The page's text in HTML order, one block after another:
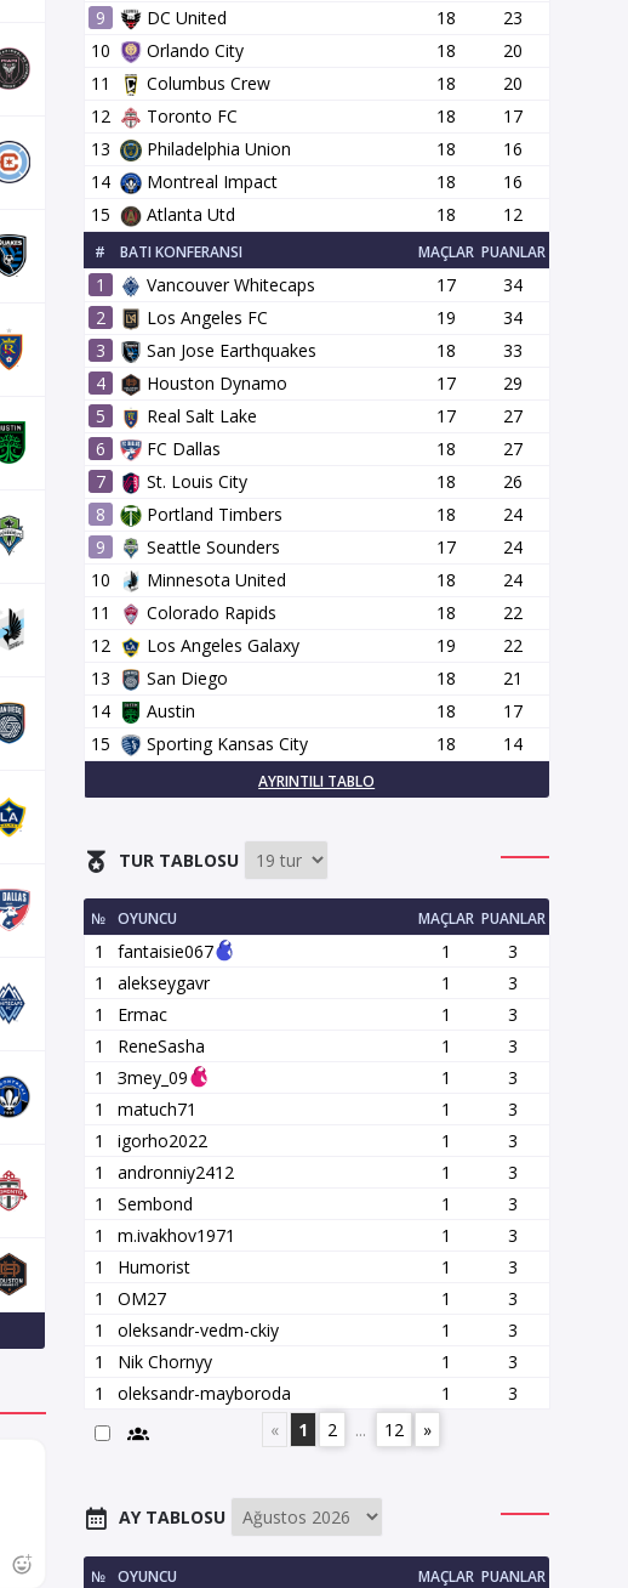
9
DC United 18
23
10
Orlando City 18
20
11
Columbus Crew 18
20
12
Toronto FC 18
17
13
Philadelphia Union 18
16
14
Montreal Impact 18
16
15
Atlanta Utd 18 12
# BATI KONFERANSI MAÇLAR PUANLAR
1 Vancouver Whitecaps 17
34
2
Los Angeles FC 19
34
3
San Jose Earthquakes 18
33
4
Houston Dynamo 17
29
5
Real Salt Lake 17
27
6
FC Dallas 18
27
7
St. Louis City 18
26
8
Portland Timbers 18
24
9
Seattle Sounders 17
24
10
Minnesota United 18
24
11
Colorado Rapids 18
22
12
Los Angeles Galaxy 19
22
13
San Diego 18
21
14
Austin 18
17
15
Sporting Kansas City 18 14
AYRINTILI TABLO
TUR TABLOSU
№ OYUNCU MAÇLAR PUANLAR
1 fantaisie067 1
3
1
alekseygavr 1
3
1
Ermac 1
3
1
ReneSasha 1
3
1
Зmey_09 1
3
1
matuch71 1
3
1
igorho2022 1
3
1
andronniy2412 1
3
1
Sembond 1
3
1
m.ivakhov1971 1
3
1
Humorist 1
3
1
OM27 1
3
1
oleksandr-vedm-ckiy 1
3
1
Nik Chornyy 1
3
1
oleksandr-mayboroda 1
3
«
1 2 ... 12 »
AY TABLOSU
№ OYUNCU MAÇLAR PUANLAR